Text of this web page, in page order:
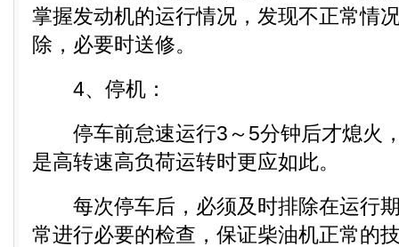
掌握发动机的运行情况，发现不正常情
除，必要时送修。
4、停机：
停车前怠速运行3～5分钟后才熄火
是高转速高负荷运转时更应如此。
每次停车后，必须及时排除在运行期
常进行必要的检查，保证柴油机正常的